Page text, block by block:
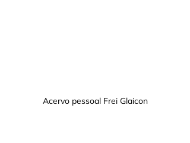
Acervo pessoal Frei Glaicon